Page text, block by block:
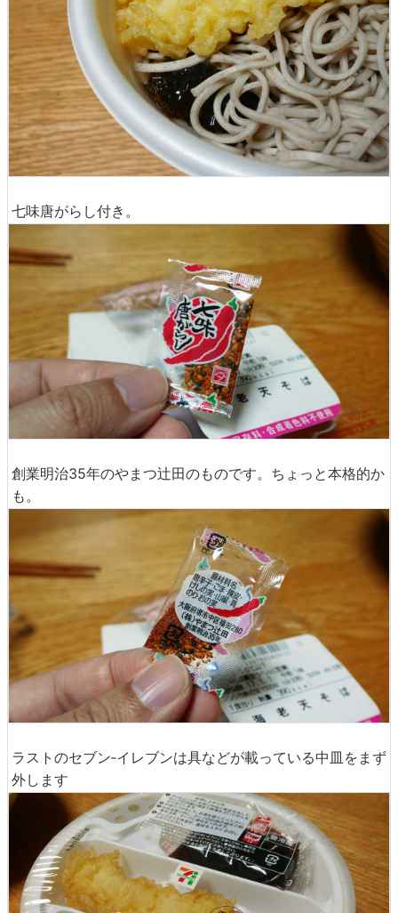
七味唐がらし付き。
創業明治35年のやまつ辻田のものです。ちょっと本格的か
も。
ラストのセブン‐イレブンは具などが載っている中皿をまず
外します